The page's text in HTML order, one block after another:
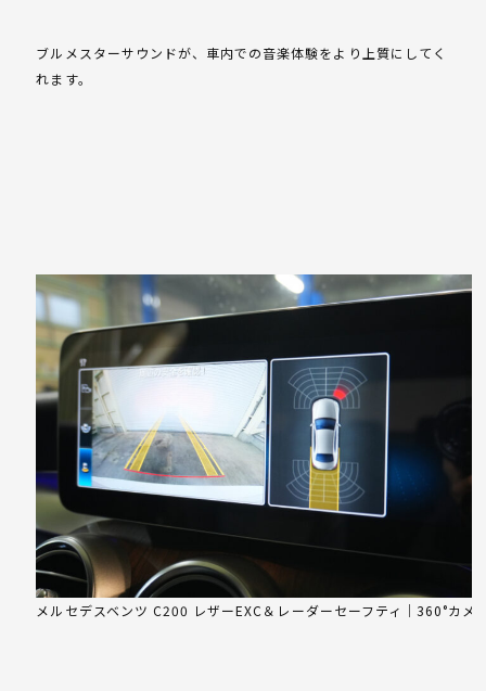
ブルメスターサウンドが、車内での音楽体験をより上質にしてく
れます。
メルセデスベンツ C200 レザーEXC＆レーダーセーフティ｜360°カメ